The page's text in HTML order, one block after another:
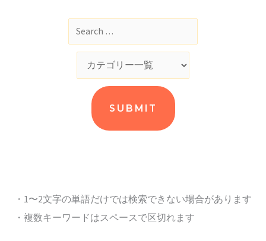
・1〜2文字の単語だけでは検索できない場合があります
・複数キーワードはスペースで区切れます